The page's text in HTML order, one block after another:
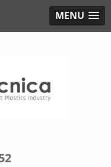
MENU